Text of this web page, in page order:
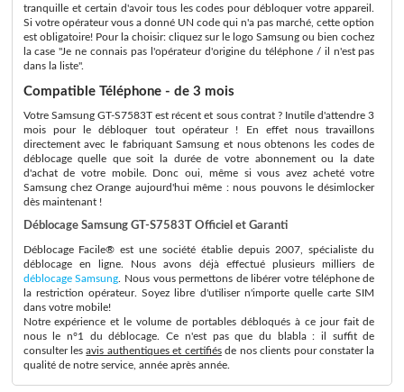
tranquille et certain d'avoir tous les codes pour débloquer votre appareil.
Si votre opérateur vous a donné UN code qui n'a pas marché, cette option
est obligatoire! Pour la choisir: cliquez sur le logo Samsung ou bien cochez
la case "Je ne connais pas l'opérateur d'origine du téléphone / il n'est pas
dans la liste".
Compatible Téléphone - de 3 mois
Votre Samsung GT-S7583T est récent et sous contrat ? Inutile d'attendre 3
mois pour le débloquer tout opérateur ! En effet nous travaillons
directement avec le fabriquant Samsung et nous obtenons les codes de
déblocage quelle que soit la durée de votre abonnement ou la date
d'achat de votre mobile. Donc oui, même si vous avez acheté votre
Samsung chez Orange aujourd'hui même : nous pouvons le désimlocker
dès maintenant !
Déblocage Samsung GT-S7583T Officiel et Garanti
Déblocage Facile® est une société établie depuis 2007, spécialiste du
déblocage en ligne. Nous avons déjà effectué plusieurs milliers de
déblocage Samsung . Nous vous permettons de libérer votre téléphone de
la restriction opérateur. Soyez libre d'utiliser n'importe quelle carte SIM
dans votre mobile!
Notre expérience et le volume de portables débloqués à ce jour fait de
nous le n°1 du déblocage. Ce n'est pas que du blabla : il suffit de
consulter lesavis authentiques et certifiésde nos clients pour constater la
qualité de notre service, année après année.